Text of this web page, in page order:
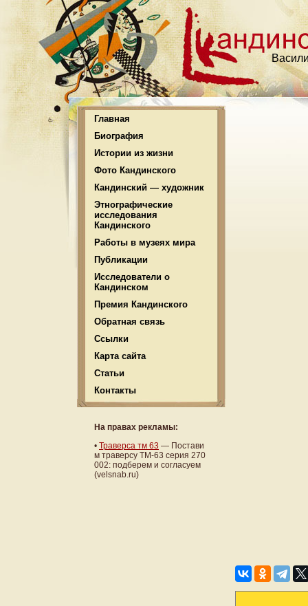
Главная
Биография
Истории из жизни
Фото Кандинского
Кандинский — художник
Этнографические
исследования
Кандинского
Работы в музеях мира
Публикации
Исследователи о
Кандинском
Премия Кандинского
Обратная связь
Ссылки
Карта сайта
Статьи
Контакты
На правах рекламы:
• Траверса тм 63 — Постави
м траверсу ТМ-63 серия 270
002: подберем и согласуем
(velsnab.ru)